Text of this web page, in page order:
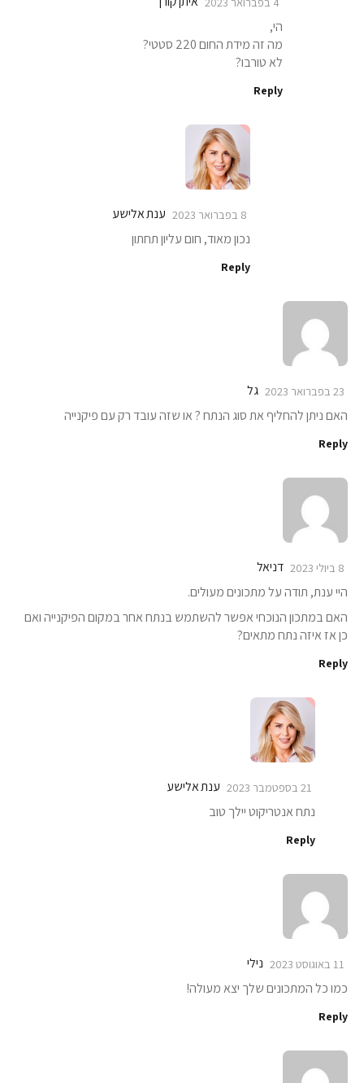
הי,
מה זה מידת החום 220 סטטי?
לא טורבו?
Reply
ענת אלישע 8 בפברואר 2023
נכון מאוד, חום עליון תחתון
Reply
גל 23 בפברואר 2023
האם ניתן להחליף את סוג הנתח ? או שזה עובד רק עם פיקנייה
Reply
דניאל 8 ביולי 2023
היי ענת, תודה על מתכונים מעולים.
האם במתכון הנוכחי אפשר להשתמש בנתח אחר במקום הפיקנייה ואם
כן אז איזה נתח מתאים?
Reply
ענת אלישע 21 בספטמבר 2023
נתח אנטריקוט יילך טוב
Reply
נילי 11 באוגוסט 2023
כמו כל המתכונים שלך יצא מעולה!
Reply